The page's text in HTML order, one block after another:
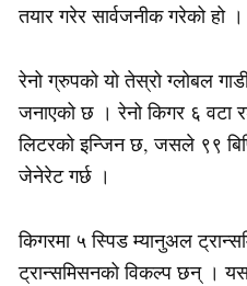
तयार गरेर सार्वजनीक गरेको हो ।
रेनो ग्रुपको यो तेस्रो ग्लोबल
जनाएको छ । रेनो किगर ६
लिटरको इन्जिन छ, जसले ९९
जेनेरेट गर्छ ।
किगरमा ५ स्पिड म्यानुअल
ट्रान्समिसनको विकल्प छन् ।